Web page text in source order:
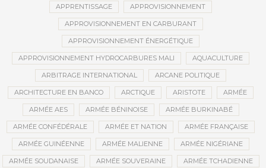
APPRENTISSAGE APPROVISIONNEMENT
APPROVISIONNEMENT EN CARBURANT
APPROVISIONNEMENT ÉNERGÉTIQUE
APPROVISIONNEMENT HYDROCARBURES MALI AQUACULTURE
ARBITRAGE INTERNATIONAL ARCANE POLITIQUE
ARCHITECTURE EN BANCO ARCTIQUE ARISTOTE ARMÉE
ARMÉE AES ARMÉE BÉNINOISE ARMÉE BURKINABÉ
ARMÉE CONFÉDÉRALE ARMÉE ET NATION ARMÉE FRANÇAISE
ARMÉE GUINÉENNE ARMÉE MALIENNE ARMÉE NIGÉRIANE
ARMÉE SOUDANAISE ARMÉE SOUVERAINE ARMÉE TCHADIENNE